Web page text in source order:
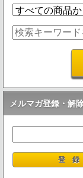
メルマガ登録・解